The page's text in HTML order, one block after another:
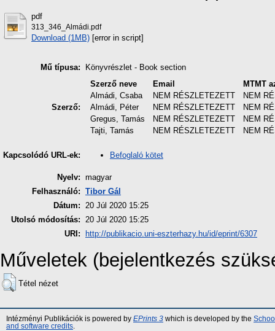
pdf
313_346_Almádi.pdf
Download (1MB) [error in script]
Mű típusa: Könyvrészlet - Book section
Szerző:
Szerző neve Email
MTMT
Almádi, Csaba
NEM RÉSZLETEZETT
NEM
Almádi, Péter
NEM RÉSZLETEZETT
NEM
Gregus, Tamás
NEM RÉSZLETEZETT
NEM
Tajti, Tamás
NEM RÉSZLETEZETT NEM
Kapcsolódó URL-ek: Befoglaló kötet
Nyelv: magyar
Felhasználó: Tibor Gál
Dátum: 20 Júl 2020 15:25
Utolsó módosítás: 20 Júl 2020 15:25
URI:
http://publikacio.uni-eszterhazy.hu/id/eprint/6307
Műveletek (bejelentkezés
Tétel nézet
Intézményi Publikációk is powered by EPrints 3 which is developed by the
and software credits